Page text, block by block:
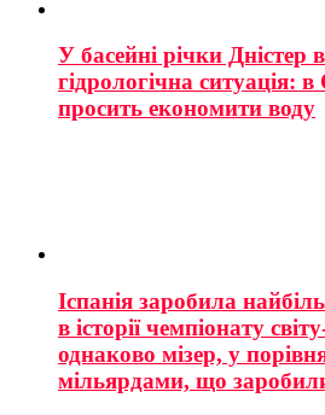
У басейні річки Дністер
гідрологічна ситуація: в
просить економити воду
Іспанія заробила
в історії чемпіонату
однаково мізер, у
мільярдами, що